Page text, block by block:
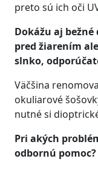
preto sú ich oči
Dokážu aj
pred žiarením
slnko,
Väčšina
okuliarové
nutné si
Pri akých
odbornú pomoc?